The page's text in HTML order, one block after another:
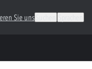
Sie uns